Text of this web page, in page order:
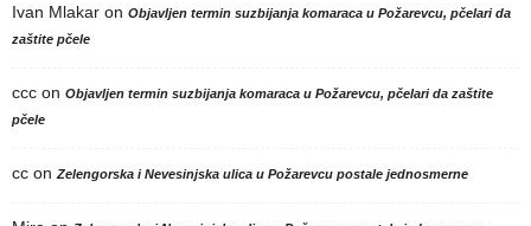
Ivan Mlakar on Objavljen termin suzbijanja komaraca u Požarevcu, pčelari da
zaštite pčele
ccc on Objavljen termin suzbijanja komaraca u Požarevcu, pčelari da zaštite
pčele
cc on Zelengorska i Nevesinjska ulica u Požarevcu postale jednosmerne